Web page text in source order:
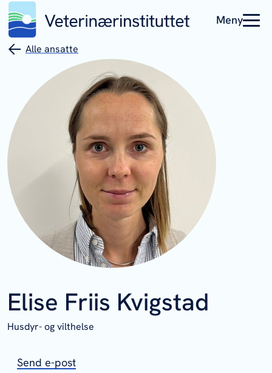
Meny
Alle ansatte
Elise Friis Kvigstad
Husdyr- og vilthelse
Send e-post